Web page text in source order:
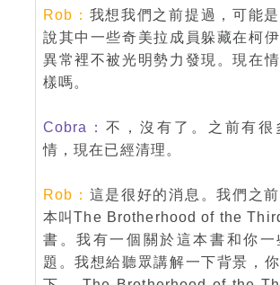
Rob： 我想我們之前提過，可能
說其中一些奇美拉成員躲藏在柯
異常裡不被光明勢力發現。現在
樣嗎。
Cobra：不，沒有了。之前有很
情，現在已經清理。
Rob： 這是很好的消息。我們之
本叫The Brotherhood of the
書。我有一個關於這本書和你一
題。我想給聽眾講解一下背景，